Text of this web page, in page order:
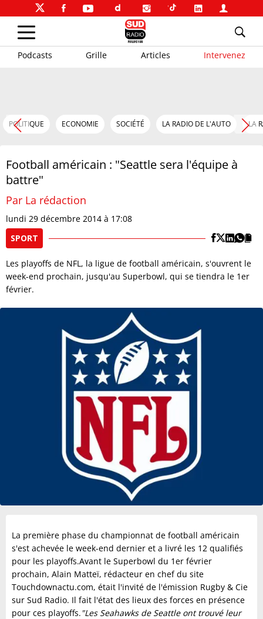
Podcasts Grille Articles Intervenez
POLITIQUE ECONOMIE SOCIÉTÉ LA RADIO DE L'AUTO LA
Football américain : "Seattle sera l'équipe à
battre"
Par La rédaction
lundi 29 décembre 2014 à 17:08
SPORT
Les playoffs de NFL, la ligue de football américain, s'ouvrent le
week-end prochain, jusqu'au Superbowl, qui se tiendra le 1er
février.
La première phase du championnat de football américain
s'est achevée le week-end dernier et a livré les 12 qualifiés
pour les playoffs.Avant le Superbowl du 1er février
prochain, Alain Matteï, rédacteur en chef du site
Touchdownactu.com, était l'invité de l'émission Rugby & Cie
sur Sud Radio. Il fait l'état des lieux des forces en présence
pour ces playoffs."Les Seahawks de Seattle ont trouvé leur